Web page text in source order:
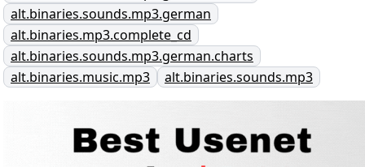
alt.binaries.sounds.mp3.german
alt.binaries.mp3.complete_cd
alt.binaries.sounds.mp3.german.charts
alt.binaries.music.mp3
alt.binaries.sounds.mp3